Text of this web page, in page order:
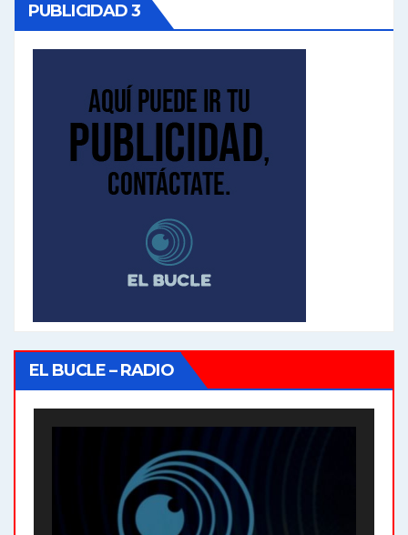
PUBLICIDAD 3
EL BUCLE – RADIO